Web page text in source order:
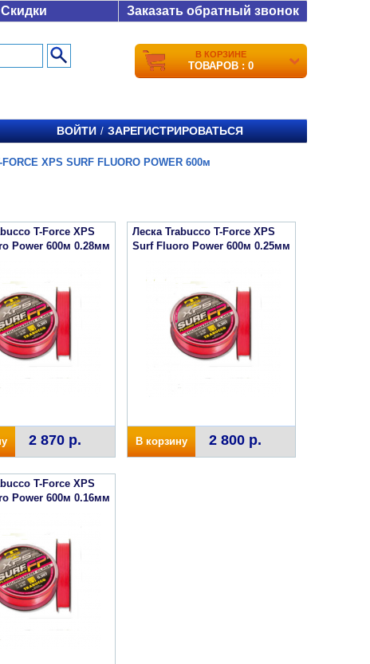
Скидки Заказать обратный звонок
В КОРЗИНЕ
ТОВАРОВ : 0
ВОЙТИ / ЗАРЕГИСТРИРОВАТЬСЯ
FORCE XPS SURF FLUORO POWER 600м
T-Force XPS
Power 600м 0.28мм
2 870 р.
Леска Trabucco T-Force XPS
Surf Fluoro Power 600м 0.25мм
В корзину 2 800 р.
T-Force XPS
Power 600м 0.16мм